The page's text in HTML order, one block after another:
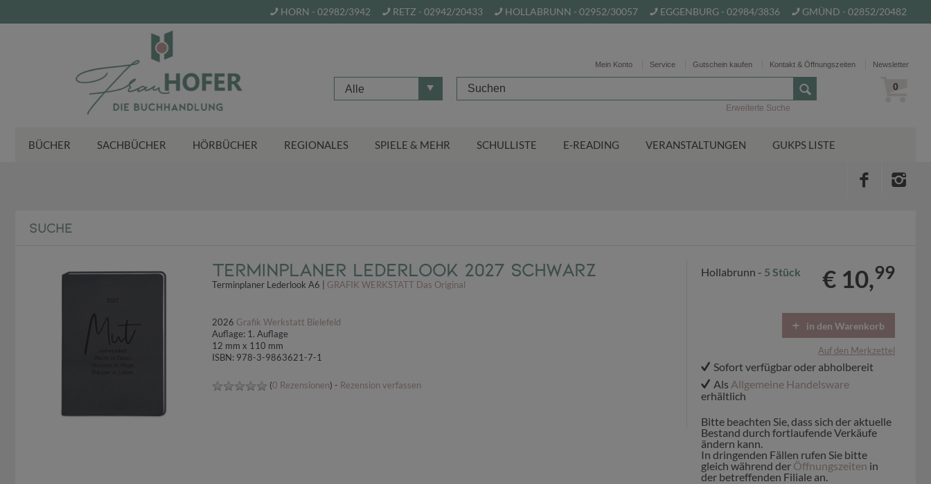
HORN - 02982/3942 RETZ - 02942/20433 HOLLABRUNN - 02952/30057 EGGENBURG - 02984/3836 GMÜND - 02852/20482
Mein Konto Service Gutschein kaufen Kontakt & Öffnungszeiten Newsletter
Alle 0
Erweiterte Suche
BÜCHER SACHBÜCHER HÖRBÜCHER REGIONALES SPIELE & MEHR SCHULLISTE E-READING VERANSTALTUNGEN GUKPS LISTE
SUCHE
Terminplaner Lederlook 2027 Schwarz
Terminplaner Lederlook A6 | GRAFIK WERKSTATT Das Original
2026 Grafik Werkstatt Bielefeld
Auflage: 1. Auflage
12 mm x 110 mm
ISBN: 978-3-9863621-7-1
(0 Rezensionen) - Rezension verfassen
Hollabrunn - 5 Stück € 10,99
in den Warenkorb
Auf den Merkzettel
Sofort verfügbar oder abholbereit
Als Allgemeine Handelsware
erhältlich
Bitte beachten Sie, dass sich der aktuelle
Bestand durch fortlaufende Verkäufe
ändern kann.
In dringenden Fällen rufen Sie bitte
gleich während der Öffnungszeiten in
der betreffenden Filiale an.